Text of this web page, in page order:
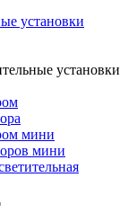
установки
установки
мини
мини